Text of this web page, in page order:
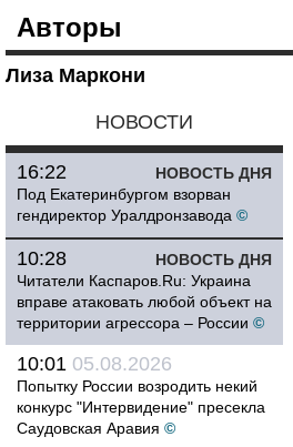
Авторы
Лиза Маркони
НОВОСТИ
НОВОСТЬ ДНЯ
16:22
Под Екатеринбургом взорван
гендиректор Уралдронзавода ©
НОВОСТЬ ДНЯ
10:28
Читатели Каспаров.Ru: Украина
вправе атаковать любой объект на
территории агрессора – России ©
10:01 05.08.2026
Попытку России возродить некий
конкурс "Интервидение" пресекла
Саудовская Аравия ©